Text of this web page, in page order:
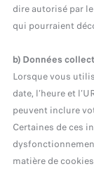
dire autorisé par
qui pourraient
b) Données
Lorsque vous
date, l’heure et
peuvent inclure
Certaines de ces
matière de